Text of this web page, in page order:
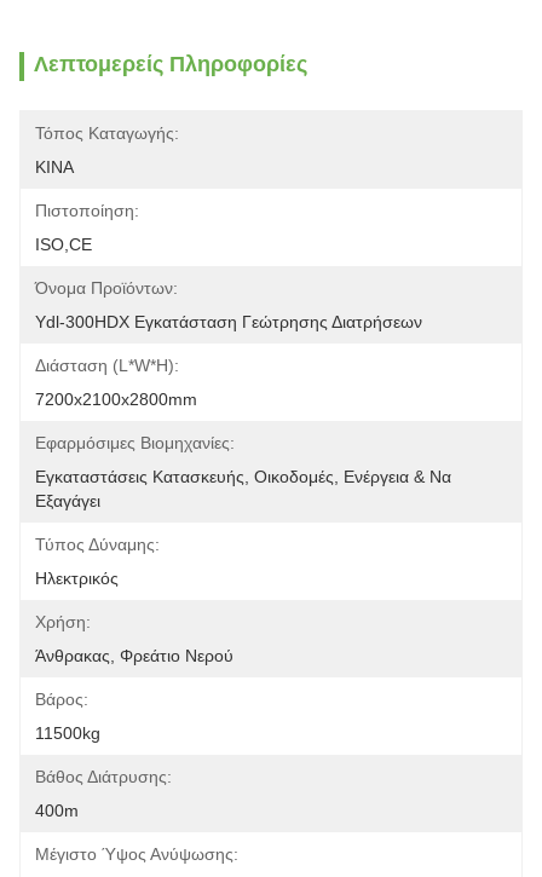
Λεπτομερείς Πληροφορίες
Τόπος Καταγωγής:
ΚΙΝΑ
Πιστοποίηση:
ISO,CE
Όνομα Προϊόντων:
Ydl-300HDX Εγκατάσταση Γεώτρησης Διατρήσεων
Διάσταση (l*w*h):
7200x2100x2800mm
Εφαρμόσιμες Βιομηχανίες:
Εγκαταστάσεις Κατασκευής, Οικοδομές, Ενέργεια & Να
Εξαγάγει
Τύπος Δύναμης:
Ηλεκτρικός
Χρήση:
Άνθρακας, Φρεάτιο Νερού
Βάρος:
11500kg
Βάθος Διάτρυσης:
400m
Μέγιστο Ύψος Ανύψωσης: